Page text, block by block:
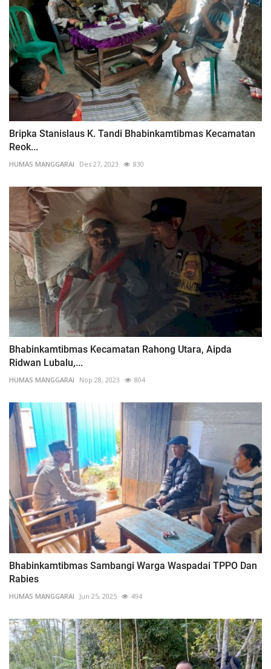
Bripka Stanislaus K. Tandi Bhabinkamtibmas Kecamatan
Reok...
HUMAS MANGGARAI Des 27, 2023 830
Bhabinkamtibmas Kecamatan Rahong Utara, Aipda
Ridwan Lubalu,...
HUMAS MANGGARAI Nop 28, 2023 804
Bhabinkamtibmas Sambangi Warga Waspadai TPPO Dan
Rabies
HUMAS MANGGARAI Jun 25, 2025 494